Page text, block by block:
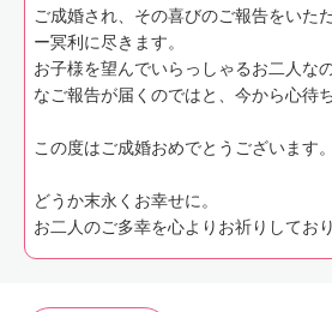
ご成婚され、その喜びのご報告をいた
ー冥利に尽きます。
お子様を望んでいらっしゃるお二人な
なご報告が届くのではと、今から心待
この度はご成婚おめでとうございます。
どうか末永くお幸せに。
お二人のご多幸を心よりお祈りしており